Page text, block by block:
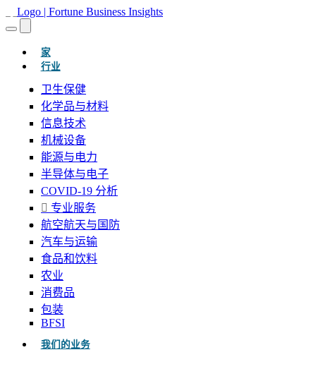
家(当前的)
行业
卫生保健
化学品与材料
信息技术
机械设备
能源与电力
半导体与电子
COVID-19 分析
专业服务
航空航天与国防
汽车与运输
食品和饮料
农业
消费品
包装
BFSI
我们的业务